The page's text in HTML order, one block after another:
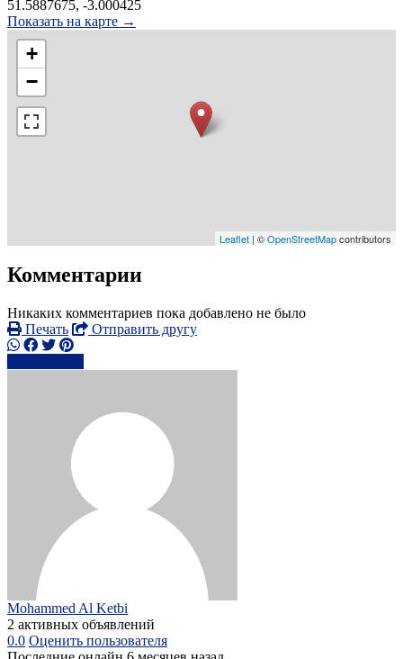
51.5887675, -3.000425
Показать на карте →
+
−
Leaflet | ©OpenStreetMapcontributors
Комментарии
Никаких комментариев пока добавлено не было
Печать
Отправить другу
Mohammed Al Ketbi
2 активных объявлений
0.0 Оценить пользователя